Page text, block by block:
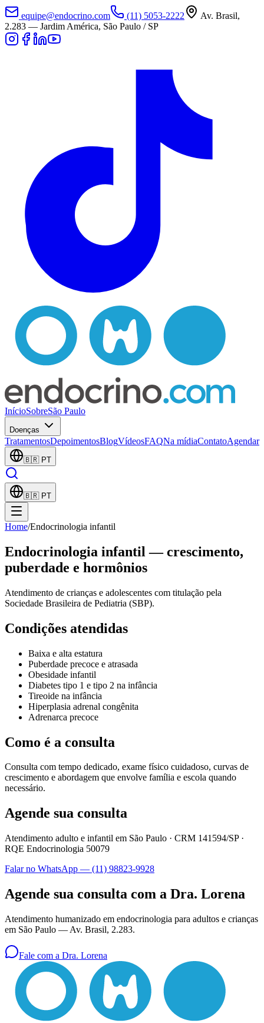
equipe@endocrino.com (11) 5053-2222
Av. Brasil,
2.283 — Jardim América, São Paulo / SP
InícioSobreSão Paulo
Doenças
TratamentosDepoimentosBlogVídeosFAQNa mídiaContatoAgendar
🇧🇷 PT
🇧🇷 PT
Home/Endocrinologia infantil
Endocrinologia infantil — crescimento,
puberdade e hormônios
Atendimento de crianças e adolescentes com titulação pela
Sociedade Brasileira de Pediatria (SBP).
Condições atendidas
Baixa e alta estatura
Puberdade precoce e atrasada
Obesidade infantil
Diabetes tipo 1 e tipo 2 na infância
Tireoide na infância
Hiperplasia adrenal congênita
Adrenarca precoce
Como é a consulta
Consulta com tempo dedicado, exame físico cuidadoso, curvas de
crescimento e abordagem que envolve família e escola quando
necessário.
Agende sua consulta
Atendimento adulto e infantil em São Paulo · CRM 141594/SP·
RQE Endocrinologia 50079
Falar no WhatsApp — (11) 98823-9928
Agende sua consulta com a Dra. Lorena
Atendimento humanizado em endocrinologia para adultos e crianças
em São Paulo — Av. Brasil, 2.283.
Fale com a Dra. Lorena